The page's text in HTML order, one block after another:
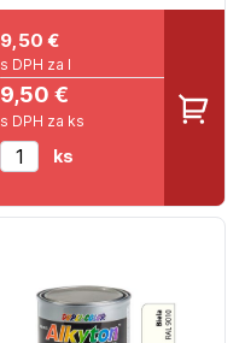
9,50 €
s DPH za l
9,50 €
s DPH za ks
ks